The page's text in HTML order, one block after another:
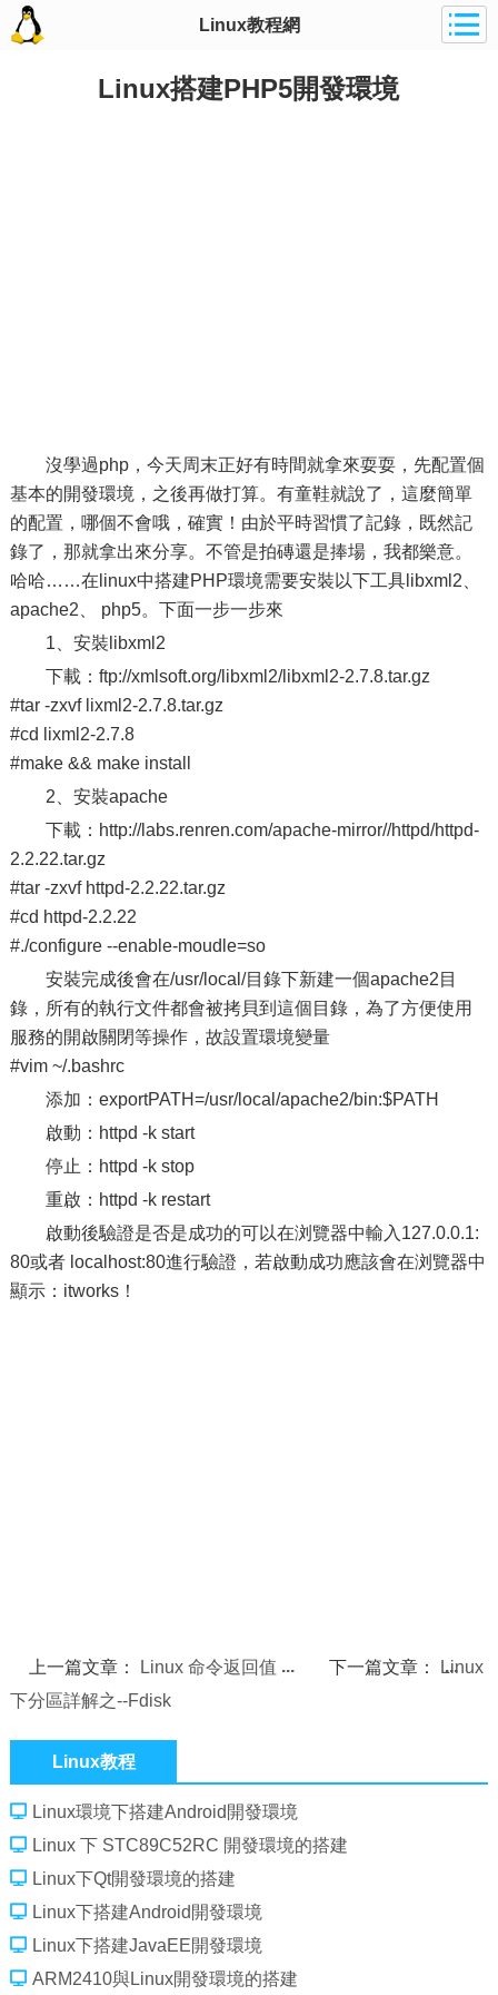
Linux教程網
Linux搭建PHP5開發環境
沒學過php，今天周末正好有時間就拿來耍耍，先配置個
基本的開發環境，之後再做打算。有童鞋就說了，這麼簡單
的配置，哪個不會哦，確實！由於平時習慣了記錄，既然記
錄了，那就拿出來分享。不管是拍磚還是捧場，我都樂意。
哈哈……在linux中搭建PHP環境需要安裝以下工具libxml2、
apache2、 php5。下面一步一步來
1、安裝libxml2
下載：ftp://xmlsoft.org/libxml2/libxml2-2.7.8.tar.gz
#tar -zxvf lixml2-2.7.8.tar.gz
#cd lixml2-2.7.8
#make && make install
2、安裝apache
下載：http://labs.renren.com/apache-mirror//httpd/httpd-
2.2.22.tar.gz
#tar -zxvf httpd-2.2.22.tar.gz
#cd httpd-2.2.22
#./configure --enable-moudle=so
安裝完成後會在/usr/local/目錄下新建一個apache2目
錄，所有的執行文件都會被拷貝到這個目錄，為了方便使用
服務的開啟關閉等操作，故設置環境變量
#vim ~/.bashrc
添加：exportPATH=/usr/local/apache2/bin:$PATH
啟動：httpd -k start
停止：httpd -k stop
重啟：httpd -k restart
啟動後驗證是否是成功的可以在浏覽器中輸入127.0.0.1:
80或者 localhost:80進行驗證，若啟動成功應該會在浏覽器中
顯示：itworks！
上一篇文章： Linux 命令返回值 下一篇文章：
Linux
下分區詳解之--Fdisk
Linux教程
Linux環境下搭建Android開發環境
Linux 下 STC89C52RC 開發環境的搭建
Linux下Qt開發環境的搭建
Linux下搭建Android開發環境
Linux下搭建JavaEE開發環境
ARM2410與Linux開發環境的搭建